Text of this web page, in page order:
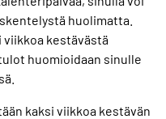
huolimatta.
viikkoa kestävästä
huomioidaan sinulle
kaksi viikkoa kestävän